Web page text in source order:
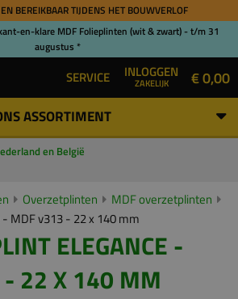
BEREIKBAAR TIJDENS HET BOUWVERLOF
en-klare MDF Folieplinten (wit & zwart) - t/m 31
augustus *
SERVICE INLOGGEN
ZAKELIJK € 0,00
ASSORTIMENT
en België
Overzetplinten
MDF overzetplinten
MDF v313 - 22 x 140 mm
ELEGANCE -
22 X 140 MM